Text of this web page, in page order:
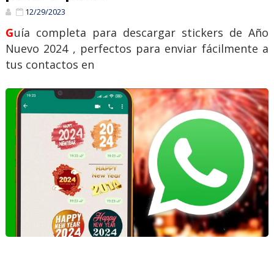
12/29/2023
Guía completa para descargar stickers de Año
Nuevo 2024 , perfectos para enviar fácilmente a
tus contactos en